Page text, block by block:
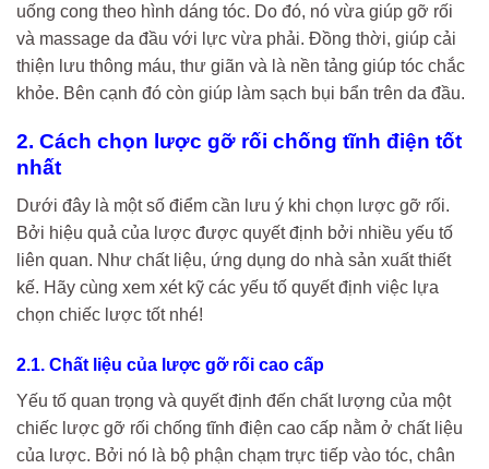
uống cong theo hình dáng tóc. Do đó, nó vừa giúp gỡ rối
và massage da đầu với lực vừa phải. Đồng thời, giúp cải
thiện lưu thông máu, thư giãn và là nền tảng giúp tóc chắc
khỏe. Bên cạnh đó còn giúp làm sạch bụi bẩn trên da đầu.
2. Cách chọn lược gỡ rối chống tĩnh điện tốt
nhất
Dưới đây là một số điểm cần lưu ý khi chọn lược gỡ rối.
Bởi hiệu quả của lược được quyết định bởi nhiều yếu tố
liên quan. Như chất liệu, ứng dụng do nhà sản xuất thiết
kế. Hãy cùng xem xét kỹ các yếu tố quyết định việc lựa
chọn chiếc lược tốt nhé!
2.1. Chất liệu của lược gỡ rối cao cấp
Yếu tố quan trọng và quyết định đến chất lượng của một
chiếc lược gỡ rối chống tĩnh điện cao cấp nằm ở chất liệu
của lược. Bởi nó là bộ phận chạm trực tiếp vào tóc, chân